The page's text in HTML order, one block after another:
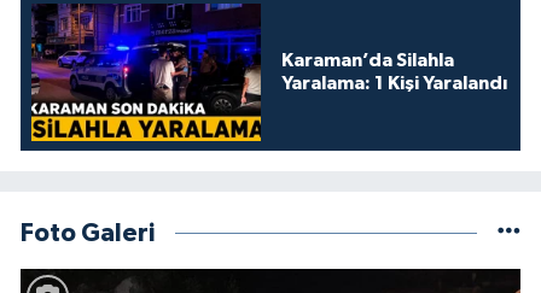
Karaman’da Silahla
Yaralama: 1 Kişi Yaralandı
Foto Galeri